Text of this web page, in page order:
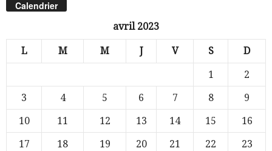
Calendrier
avril 2023
L M M J V S D
1
2
3
4 5 6 7 8
9
10
11 12 13 14 15
16
17
18 19 20 21 22
23